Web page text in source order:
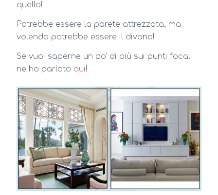
quello!
Potrebbe essere la parete attrezzata, ma
volendo potrebbe essere il divano!
Se vuoi saperne un po’ di più sui punti focali
ne ho parlato qui!